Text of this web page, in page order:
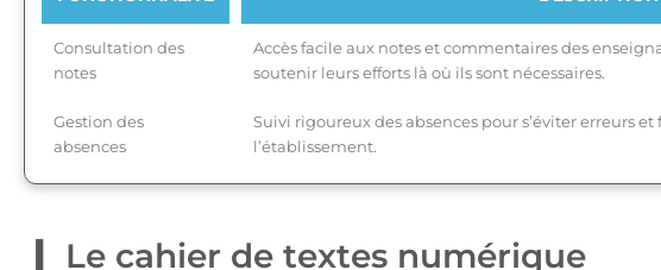
Consultation des
notes
Accès facile aux notes et commentaires des
soutenir leurs efforts là où ils sont nécessaires.
Gestion des
absences
Suivi rigoureux des absences pour s’éviter erreurs
l’établissement.
Le cahier de textes numérique